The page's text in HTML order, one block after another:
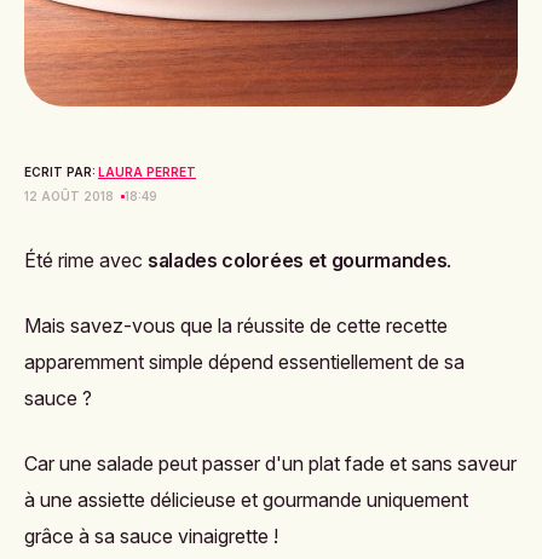
ECRIT PAR: LAURA PERRET
12 AOÛT 2018
18:49
Été rime avec salades colorées et gourmandes.
Mais savez-vous que la réussite de cette recette
apparemment simple dépend essentiellement de sa
sauce ?
Car une salade peut passer d'un plat fade et sans saveur
à une assiette délicieuse et gourmande uniquement
grâce à sa sauce vinaigrette !